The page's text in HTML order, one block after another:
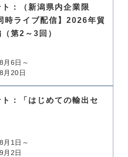
：（新潟県内企業限
時ライブ配信】2026年貿
第2～3回）
月6日～
月20日
：「はじめての輸出セ
月1日～
月2日